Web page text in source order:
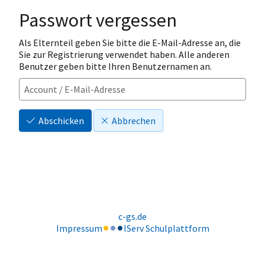
Passwort vergessen
Als Elternteil geben Sie bitte die E-Mail-Adresse an, die
Sie zur Registrierung verwendet haben. Alle anderen
Benutzer geben bitte Ihren Benutzernamen an.
Abschicken Abbrechen
c-gs.de
Impressum
IServ Schulplattform